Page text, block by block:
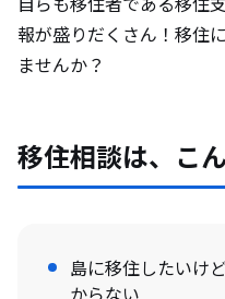
報が盛りだくさん！移住
ませんか？
移住相談は、こ
島に移住したいけ